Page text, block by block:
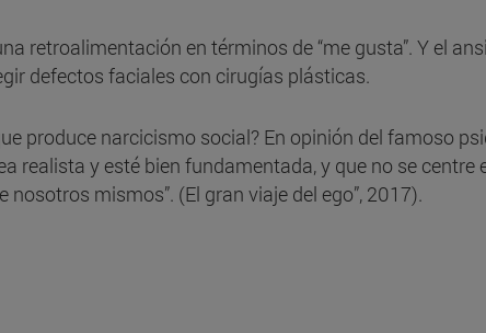
retroalimentación en términos de “me gusta”. Y el
defectos faciales con cirugías plásticas.
produce narcicismo social? En opinión del famoso
realista y esté bien fundamentada, y que no se centre
mismos”. (El gran viaje del ego”, 2017).